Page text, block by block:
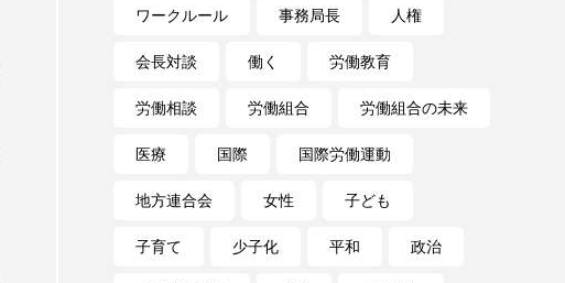
ワークルール 事務局長 人権
会長対談 働く 労働教育
労働相談 労働組合 労働組合の未来
医療 国際 国際労働運動
地方連合会 女性 子ども
子育て 少子化 平和 政治